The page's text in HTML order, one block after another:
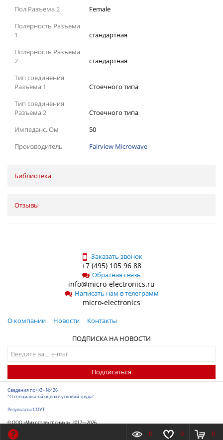
Пол Разъема 2
Female
Полярность Разъема
1
стандартная
Полярность Разъема
2
стандартная
Тип соединения
Разъема 1
Стоечного типа
Тип соединения
Разъема 2
Стоечного типа
Импеданс, Ом
50
Производитель
Fairview Microwave
Библиотека
Отзывы
Заказать звонок
+7 (495) 105 96 88
Обратная связь
info@micro-electronics.ru
Написать нам в телеграмм
micro-electronics
О компании Новости
Контакты
ПОДПИСКА НА НОВОСТИ
Подписаться
Сведения по ФЗ - №426
"О специальной оценке условий труда"
Результаты СОУТ
© ООО «Микроэлектроника», 2017—2026
Разработка сайта
0 0 0